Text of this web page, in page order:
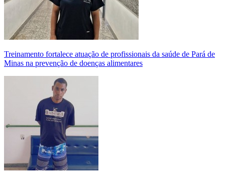
Treinamento fortalece atuação de profissionais da saúde de Pará de
Minas na prevenção de doenças alimentares